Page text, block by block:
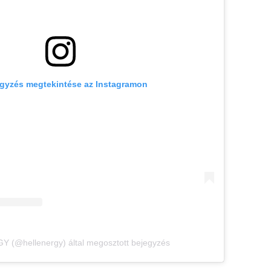
megtekintése az Instagramon
(@hellenergy) által megosztott bejegyzés